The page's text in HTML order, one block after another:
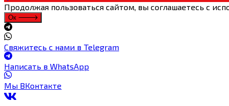
Продолжая пользоваться сайтом, вы соглашаетесь с
Ок
Свяжитесь с нами в Telegram
Написать в WhatsApp
Мы ВКонтакте